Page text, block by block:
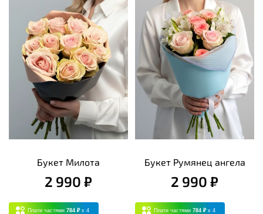
Букет Милота
2 990 ₽
Плати частями 784 ₽ x 4
Букет Румянец ангела
2 990 ₽
Плати частями 784 ₽ x 4